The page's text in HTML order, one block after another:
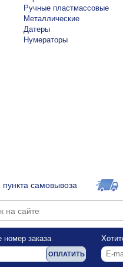
Ручные пластмассовые
Металлические
Датеры
Нумераторы
пункта самовывоза
номер заказа